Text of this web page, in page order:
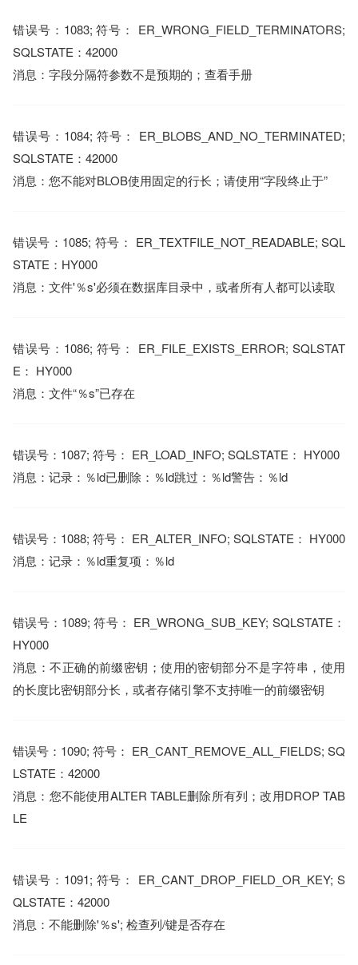
错误号：1083; 符号： ER_WRONG_FIELD_TERMINATORS;
SQLSTATE：42000
消息：字段分隔符参数不是预期的；查看手册
错误号：1084; 符号： ER_BLOBS_AND_NO_TERMINATED;
SQLSTATE：42000
消息：您不能对BLOB使用固定的行长；请使用“字段终止于”
错误号：1085; 符号： ER_TEXTFILE_NOT_READABLE; SQL
STATE：HY000
消息：文件'％s'必须在数据库目录中，或者所有人都可以读取
错误号：1086; 符号： ER_FILE_EXISTS_ERROR; SQLSTAT
E： HY000
消息：文件“％s”已存在
错误号：1087; 符号： ER_LOAD_INFO; SQLSTATE： HY000
消息：记录：％ld已删除：％ld跳过：％ld警告：％ld
错误号：1088; 符号： ER_ALTER_INFO; SQLSTATE： HY000
消息：记录：％ld重复项：％ld
错误号：1089; 符号： ER_WRONG_SUB_KEY; SQLSTATE：
HY000
消息：不正确的前缀密钥；使用的密钥部分不是字符串，使用
的长度比密钥部分长，或者存储引擎不支持唯一的前缀密钥
错误号：1090; 符号： ER_CANT_REMOVE_ALL_FIELDS; SQ
LSTATE：42000
消息：您不能使用ALTER TABLE删除所有列；改用DROP TAB
LE
错误号：1091; 符号： ER_CANT_DROP_FIELD_OR_KEY; S
QLSTATE：42000
消息：不能删除'％s'; 检查列/键是否存在